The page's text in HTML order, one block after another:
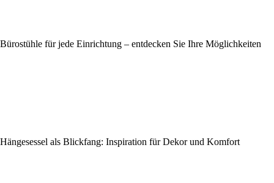
Bürostühle für jede Einrichtung – entdecken Sie Ihre Möglichkeiten
Hängesessel als Blickfang: Inspiration für Dekor und Komfort